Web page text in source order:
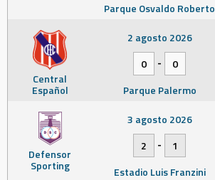
Parque Osvaldo Roberto
Central
Español
2 agosto 2026
0
-
0
Parque Palermo
Defensor
Sporting
3 agosto 2026
2
-
1
Estadio Luis Franzini